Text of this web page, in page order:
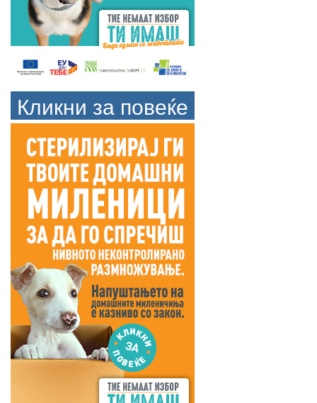
Кликни за повеќе